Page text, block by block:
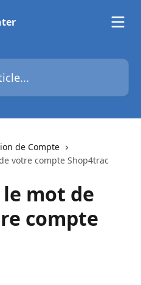
de Compte
votre compte Shop4trac
mot de
compte